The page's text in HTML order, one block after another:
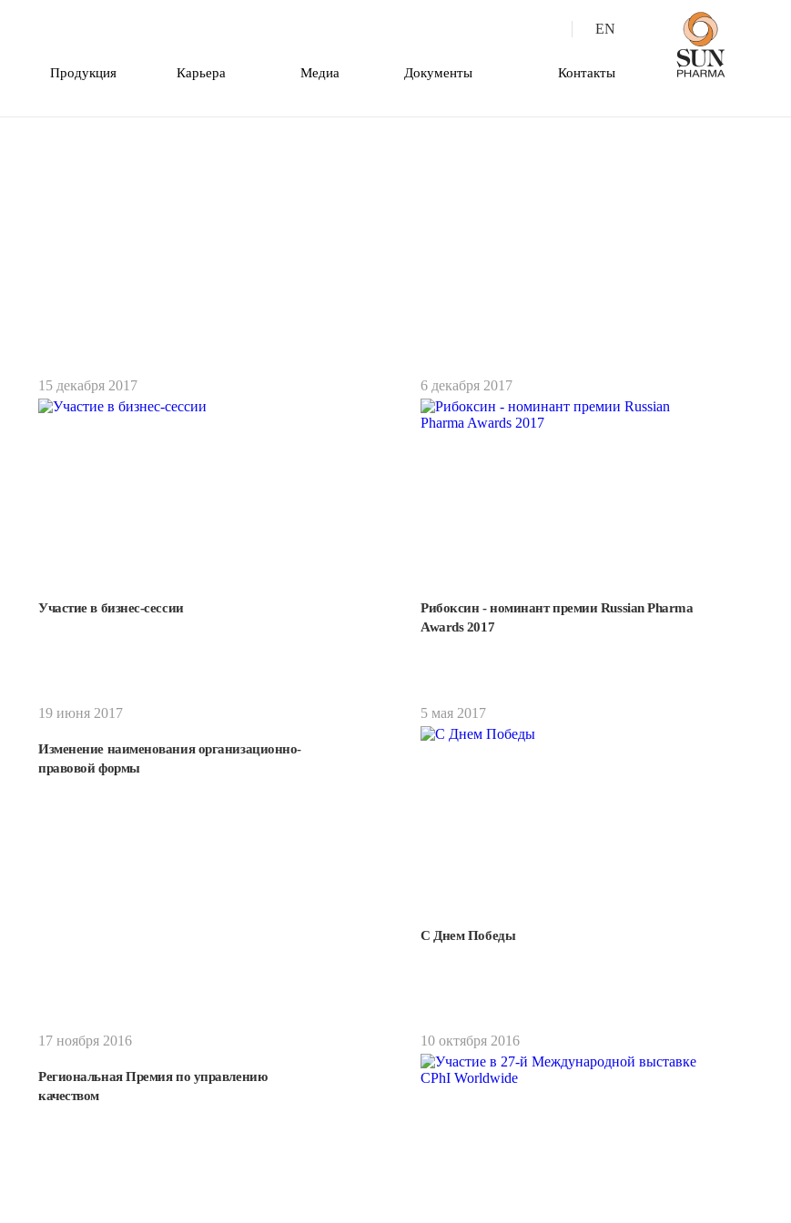
EN
Продукция Карьера Медиа Документы Контакты
15 декабря 2017
Участие в бизнес-сессии
Подробнее
6 декабря 2017
Рибоксин - номинант премии Russian Pharma
Awards 2017
Подробнее
19 июня 2017
Изменение наименования организационно-
правовой формы
5 мая 2017
С Днем Победы
Подробнее
17 ноября 2016
Региональная Премия по управлению
качеством
10 октября 2016